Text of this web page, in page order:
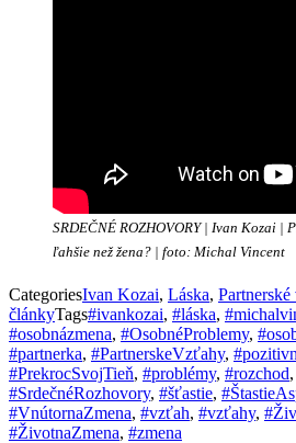
SRDEČNÉ ROZHOVORY | Ivan Kozai |
ľahšie než žena? | foto: Michal Vincent
CategoriesIvan Kozai, Láska,
článkyTags#ivankozai, #láska,
#osobnázmena, #OsobnéProblemy,
#partnerka, #PartnerskeVzťahy,
#PrekrocSvojTieň, #problémy, #rozchod,
#SrdečnéRozhovory, #šťastie,
#VnútornaZmena, #vzťah, #vzťahy,
#ŽivotnaZmena, #zmena